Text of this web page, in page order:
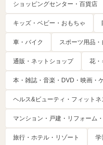
ショッピングセンター・百貨店
キッズ・ベビー・おもちゃ
車・バイク スポーツ用品・
通販・ネットショップ 花・
本・雑誌・音楽・DVD・映画・
ヘルス&ビューティ・フィットネ
マンション・戸建・リフォーム
旅行・ホテル・リゾート 学